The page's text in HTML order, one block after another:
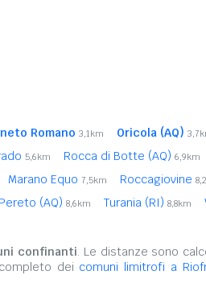
Romano 3,1km Oricola (AQ)
5,6km Rocca di Botte (AQ) 6,9km
Marano Equo 7,5km Roccagiovine
Pereto (AQ) 8,6km Turania (RI) 8,8km
confinanti. Le distanze sono
dei comuni limitrofi a